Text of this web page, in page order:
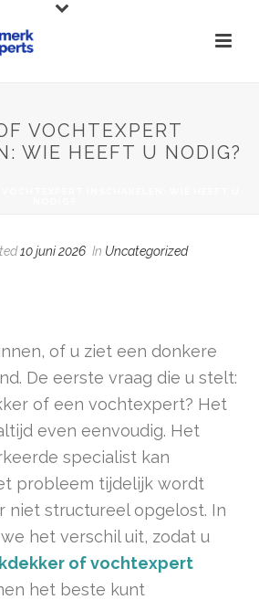
VOCHTEXPERT
WIE HEEFT U NODIG?
10 juni 2026 In Uncategorized
of u ziet een donkere
De eerste vraag die u stelt:
of een vochtexpert? Het
even eenvoudig. Het
specialist kan
probleem tijdelijk wordt
niet structureel opgelost. In
het verschil uit, zodat u
of vochtexpert
het beste kunt